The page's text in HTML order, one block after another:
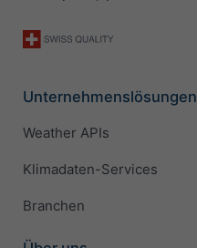
Unternehmenslösungen
Weather APIs
Klimadaten-Services
Branchen